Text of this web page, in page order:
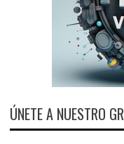
ÚNETE A NUESTRO